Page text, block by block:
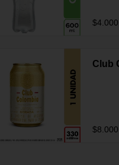
$4.000
Club
$8.000